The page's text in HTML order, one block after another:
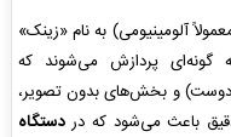
آلومینیومی) به نام «زینک»
پردازش می‌شوند که
و بخش‌های بدون تصویر،
باعث می‌شود که دردستگاه